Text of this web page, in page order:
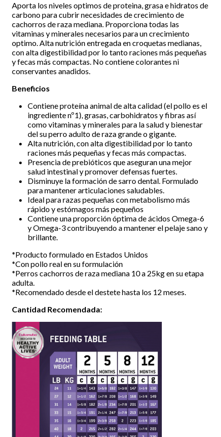
Aporta los niveles optimos de proteina, grasa e hidratos de
carbono para cubrir necesidades de crecimiento de
cachorros de raza mediana. Proporciona todas las
vitaminas y minerales necesarios para un crecimiento
optimo. Alta nutrición entregada en croquetas medianas,
con alta digestibilidad por lo tanto raciones más pequeñas
y fecas más compactas. No contiene colorantes ni
conservantes anadidos.
Beneficios
Contiene proteína animal de alta calidad (el pollo es el
ingrediente nº1), grasas, carbohidratos y fibras así
como vitaminas y minerales para la salud y bienestar
del su perro adulto de raza grande o gigante.
Alta nutrición, con alta digestibilidad por lo tanto
raciones más pequeñas y fecas más compactas.
Presencia de prebióticos que aseguran una mejor
salud intestinal y promover defensas fuertes.
Disminuye la formación de sarro dental. Formulado
para mantener articulaciones saludables.
Ideal para razas pequeñas con metabolismo más
rápido y estómagos más pequeños
Contiene una proporción óptima de ácidos Omega-6
y Omega-3 contribuyendo a mantener el pelaje sano y
brillante.
*Producto formulado en Estados Unidos
*Con pollo real en su formulación
*Perros cachorros de raza mediana 10 a 25kg en su etapa
adulta.
*Recomendado desde el destete hasta los 12 meses.
Cantidad Recomendada: